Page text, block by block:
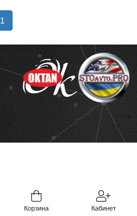
Корзина Кабинет
1